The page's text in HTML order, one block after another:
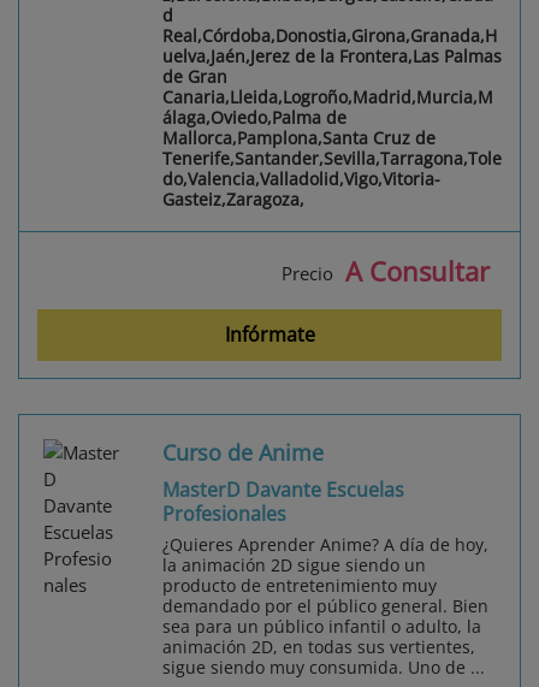
d
Real,Córdoba,Donostia,Girona,Granada,H
uelva,Jaén,Jerez de la Frontera,Las Palmas
de Gran
Canaria,Lleida,Logroño,Madrid,Murcia,M
álaga,Oviedo,Palma de
Mallorca,Pamplona,Santa Cruz de
Tenerife,Santander,Sevilla,Tarragona,Tole
do,Valencia,Valladolid,Vigo,Vitoria-
Gasteiz,Zaragoza,
Precio A Consultar
Infórmate
Curso de Anime
MasterD Davante Escuelas
Profesionales
¿Quieres Aprender Anime? A día de hoy,
la animación 2D sigue siendo un
producto de entretenimiento muy
demandado por el público general. Bien
sea para un público infantil o adulto, la
animación 2D, en todas sus vertientes,
sigue siendo muy consumida. Uno de ...